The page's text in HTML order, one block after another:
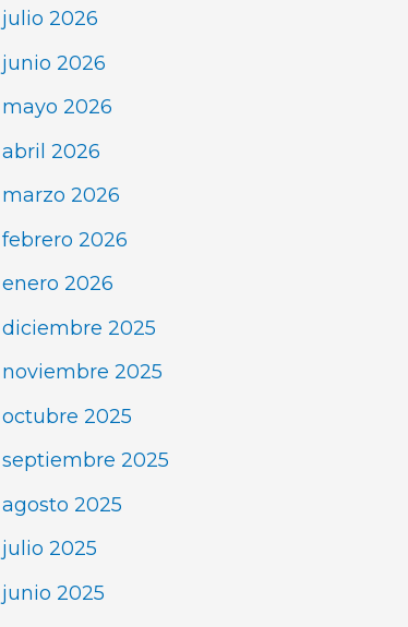
julio 2026
junio 2026
mayo 2026
abril 2026
marzo 2026
febrero 2026
enero 2026
diciembre 2025
noviembre 2025
octubre 2025
septiembre 2025
agosto 2025
julio 2025
junio 2025